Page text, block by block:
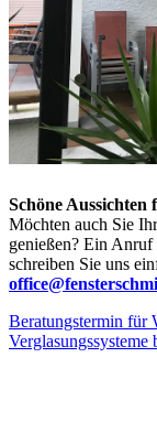
Schöne Aussichten
Möchten auch Sie
genießen? Ein Anruf
schreiben Sie uns
Beratungstermin für
Verglasungssysteme